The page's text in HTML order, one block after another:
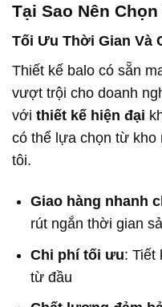
Tại Sao Nên
Tối Ưu Thời Gian Và
Thiết kế balo có sẵn
vượt trội cho doanh
với thiết kế hiện đại
có thể lựa chọn từ kho
tôi.
Giao hàng nhanh
rút ngắn thời gian
Chi phí tối ưu: Tiết
từ đầu